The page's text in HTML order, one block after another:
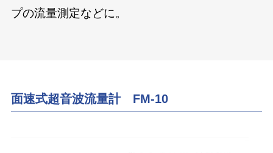
プの流量測定などに。
面速式超音波流量計 FM-10